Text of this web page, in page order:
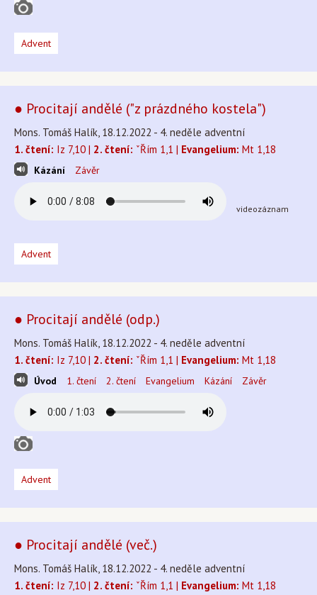
Advent
● Procitají andělé ("z prázdného kostela")
Mons. Tomáš Halík, 18.12.2022 - 4. neděle adventní
1. čtení: Iz 7,10 | 2. čtení: ˇŘím 1,1 | Evangelium: Mt 1,18
Kázání Závěr
videozáznam
Advent
● Procitají andělé (odp.)
Mons. Tomáš Halík, 18.12.2022 - 4. neděle adventní
1. čtení: Iz 7,10 | 2. čtení: ˇŘím 1,1 | Evangelium: Mt 1,18
Úvod 1. čtení 2. čtení Evangelium Kázání Závěr
Advent
● Procitají andělé (več.)
Mons. Tomáš Halík, 18.12.2022 - 4. neděle adventní
1. čtení: Iz 7,10 | 2. čtení: ˇŘím 1,1 | Evangelium: Mt 1,18